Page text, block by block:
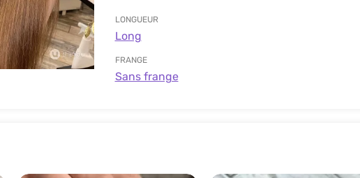
LONGUEUR
Long
FRANGE
Sans frange